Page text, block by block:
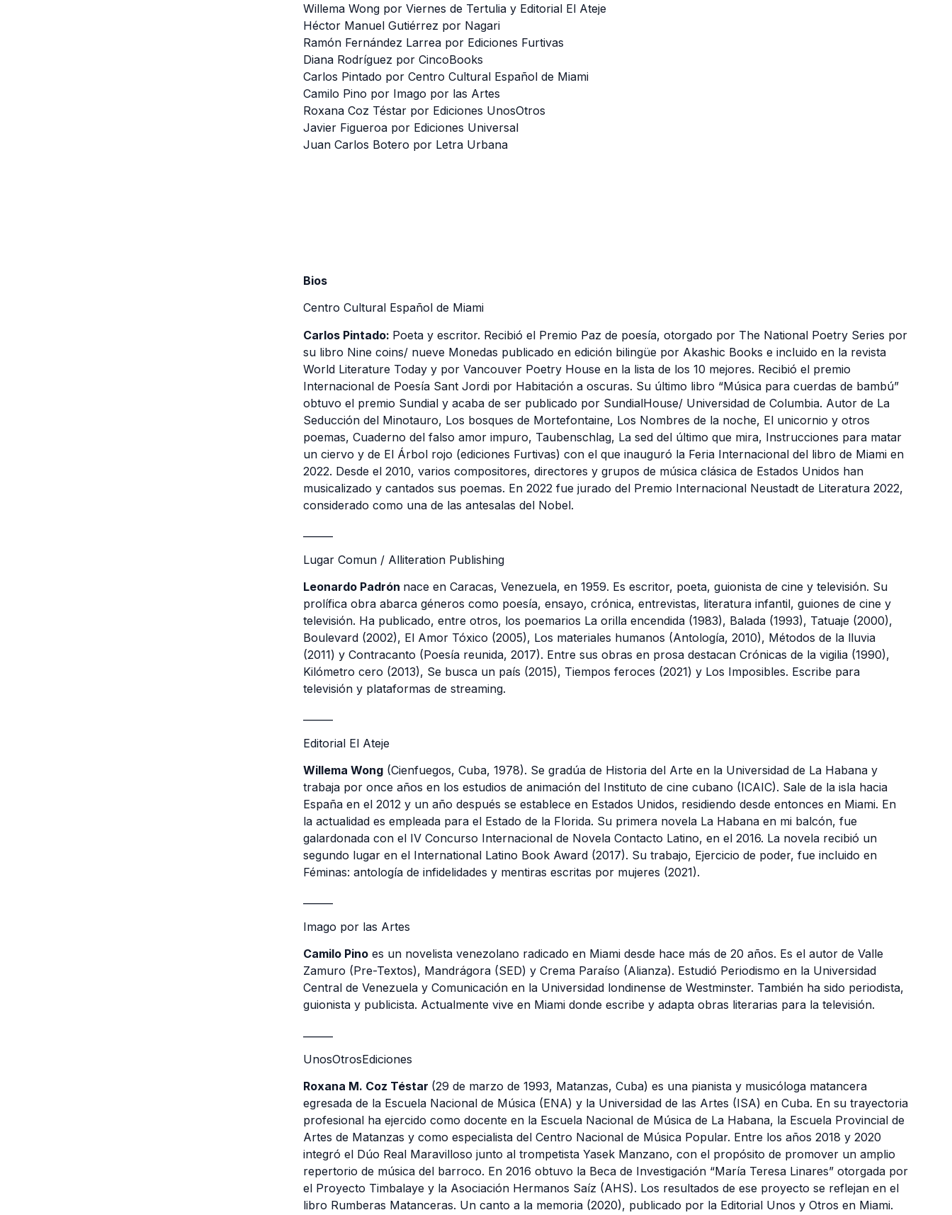
Willema Wong por Viernes de Tertulia y Editorial El Ateje
Héctor Manuel Gutiérrez por Nagari
Ramón Fernández Larrea por Ediciones Furtivas
Diana Rodríguez por CincoBooks
Carlos Pintado por Centro Cultural Español de Miami
Camilo Pino por Imago por las Artes
Roxana Coz Téstar por Ediciones UnosOtros
Javier Figueroa por Ediciones Universal
Juan Carlos Botero por Letra Urbana
Bios
Centro Cultural Español de Miami
Carlos Pintado: Poeta y escritor. Recibió el Premio Paz de poesía, otorgado por The National Poetry Series por
su libro Nine coins/ nueve Monedas publicado en edición bilingüe por Akashic Books e incluido en la revista
World Literature Today y por Vancouver Poetry House en la lista de los 10 mejores. Recibió el premio
Internacional de Poesía Sant Jordi por Habitación a oscuras. Su último libro “Música para cuerdas de bambú”
obtuvo el premio Sundial y acaba de ser publicado por SundialHouse/ Universidad de Columbia. Autor de La
Seducción del Minotauro, Los bosques de Mortefontaine, Los Nombres de la noche, El unicornio y otros
poemas, Cuaderno del falso amor impuro, Taubenschlag, La sed del último que mira, Instrucciones para matar
un ciervo y de El Árbol rojo (ediciones Furtivas) con el que inauguró la Feria Internacional del libro de Miami en
2022. Desde el 2010, varios compositores, directores y grupos de música clásica de Estados Unidos han
musicalizado y cantados sus poemas. En 2022 fue jurado del Premio Internacional Neustadt de Literatura 2022,
considerado como una de las antesalas del Nobel.
Lugar Comun / Alliteration Publishing
Leonardo Padrón nace en Caracas, Venezuela, en 1959. Es escritor, poeta, guionista de cine y televisión. Su
prolífica obra abarca géneros como poesía, ensayo, crónica, entrevistas, literatura infantil, guiones de cine y
televisión. Ha publicado, entre otros, los poemarios La orilla encendida (1983), Balada (1993), Tatuaje (2000),
Boulevard (2002), El Amor Tóxico (2005), Los materiales humanos (Antología, 2010), Métodos de la lluvia
(2011) y Contracanto (Poesía reunida, 2017). Entre sus obras en prosa destacan Crónicas de la vigilia (1990),
Kilómetro cero (2013), Se busca un país (2015), Tiempos feroces (2021) y Los Imposibles. Escribe para
televisión y plataformas de streaming.
Editorial El Ateje
Willema Wong (Cienfuegos, Cuba, 1978). Se gradúa de Historia del Arte en la Universidad de La Habana y
trabaja por once años en los estudios de animación del Instituto de cine cubano (ICAIC). Sale de la isla hacia
España en el 2012 y un año después se establece en Estados Unidos, residiendo desde entonces en Miami. En
la actualidad es empleada para el Estado de la Florida. Su primera novela La Habana en mi balcón, fue
galardonada con el IV Concurso Internacional de Novela Contacto Latino, en el 2016. La novela recibió un
segundo lugar en el International Latino Book Award (2017). Su trabajo, Ejercicio de poder, fue incluido en
Féminas: antología de infidelidades y mentiras escritas por mujeres (2021).
Imago por las Artes
Camilo Pino es un novelista venezolano radicado en Miami desde hace más de 20 años. Es el autor de Valle
Zamuro (Pre-Textos), Mandrágora (SED) y Crema Paraíso (Alianza). Estudió Periodismo en la Universidad
Central de Venezuela y Comunicación en la Universidad londinense de Westminster. También ha sido periodista,
guionista y publicista. Actualmente vive en Miami donde escribe y adapta obras literarias para la televisión.
UnosOtrosEdiciones
Roxana M. Coz Téstar (29 de marzo de 1993, Matanzas, Cuba) es una pianista y musicóloga matancera
egresada de la Escuela Nacional de Música (ENA) y la Universidad de las Artes (ISA) en Cuba. En su trayectoria
profesional ha ejercido como docente en la Escuela Nacional de Música de La Habana, la Escuela Provincial de
Artes de Matanzas y como especialista del Centro Nacional de Música Popular. Entre los años 2018 y 2020
integró el Dúo Real Maravilloso junto al trompetista Yasek Manzano, con el propósito de promover un amplio
repertorio de música del barroco. En 2016 obtuvo la Beca de Investigación “María Teresa Linares” otorgada por
el Proyecto Timbalaye y la Asociación Hermanos Saíz (AHS). Los resultados de ese proyecto se reflejan en el
libro Rumberas Matanceras. Un canto a la memoria (2020), publicado por la Editorial Unos y Otros en Miami.